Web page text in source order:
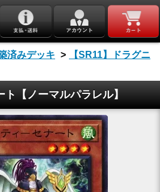
済みデッキ >
【SR11】ドラグニ
ト【ノーマルパラレル】